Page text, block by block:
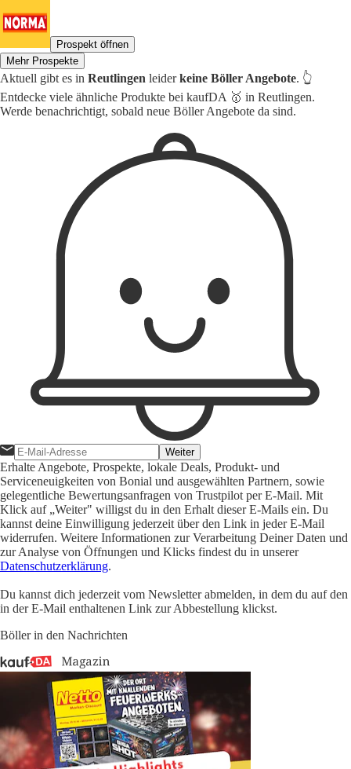
Prospekt öffnen
Mehr Prospekte
Aktuell gibt es in Reutlingen leiderkeine Böller Angebote. 👆
Entdecke viele ähnliche Produkte bei kaufDA 🥇 in Reutlingen.
Werde benachrichtigt, sobald neue Böller Angebote da sind.
Weiter
Erhalte Angebote, Prospekte, lokale Deals, Produkt- und
Serviceneuigkeiten von Bonial und ausgewählten Partnern, sowie
gelegentliche Bewertungsanfragen von Trustpilot per E-Mail. Mit
Klick auf „Weiter" willigst du in den Erhalt dieser E-Mails ein. Du
kannst deine Einwilligung jederzeit über den Link in jeder E-Mail
widerrufen. Weitere Informationen zur Verarbeitung Deiner Daten und
zur Analyse von Öffnungen und Klicks findest du in unserer
Datenschutzerklärung.
Du kannst dich jederzeit vom Newsletter abmelden, in dem du auf den
in der E-Mail enthaltenen Link zur Abbestellung klickst.
Böller in den Nachrichten